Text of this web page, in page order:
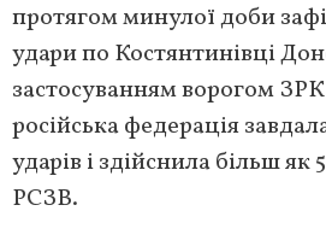
протягом минулої доби
удари по Костянтинівці
застосуванням ворогом
російська федерація
ударів і здійснила більш як
РСЗВ.